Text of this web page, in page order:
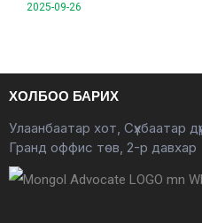
2025-09-26
ХОЛБОО БАРИХ
Улаанбаатар хот, Сүхбаатар
Гранд оффис төв, 2-р давхар